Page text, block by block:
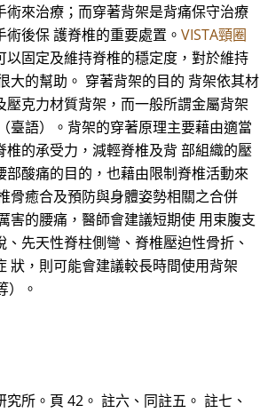
術來治療；而穿著背架是背痛保守治療
後保 護脊椎的重要處置。 VISTA頸圈
以固定及維持脊椎的穩定度，對於維持
大的幫助。 穿著背架的目的 背架依其材
壓克力材質背架，而一般所謂金屬背架
臺語）。背架的穿著原理主要藉由適當
椎的承受力，減輕脊椎及背 部組織的壓
部酸痛的目的，也藉由限制脊椎活動來
骨癒合及預防與身體姿勢相關之合併
害的腰痛，醫師會建議短期使 用束腹支
先天性脊柱側彎、脊椎壓迫性骨折、
狀，則可能會建議較長時間使用背架
）。
所。頁 42。 註六、同註五。 註七、